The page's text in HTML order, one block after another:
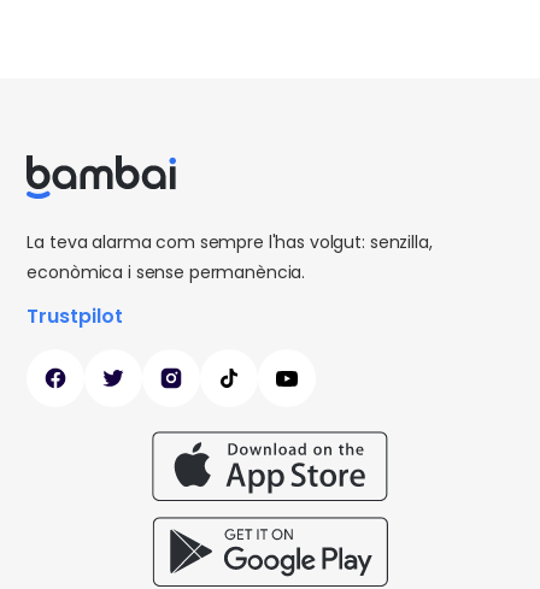
La teva alarma com sempre l'has volgut: senzilla,
econòmica i sense permanència.
Trustpilot